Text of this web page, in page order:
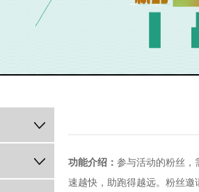
功能介绍： 参与活动的粉丝，
速越快，助跑得越远。粉丝